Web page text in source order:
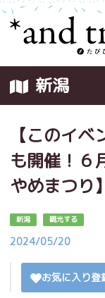
新潟
【このイ
も開催！６
やめまつり】
新潟 観光する
2024/05/20
お気に入り登